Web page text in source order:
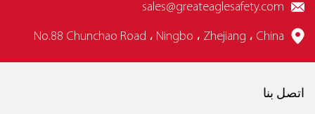
sales@greateaglesafety.com
No.88 Chunchao Road ، Ningbo ، Zhejiang ، China
اتصل بنا